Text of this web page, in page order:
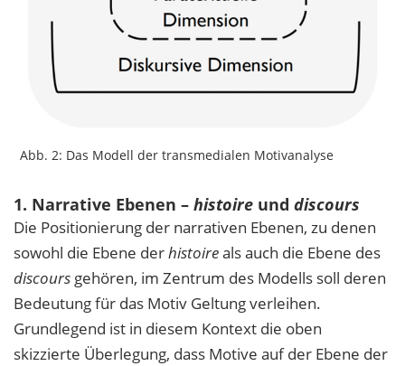
Abb. 2: Das Modell der transmedialen Motivanalyse
1. Narrative Ebenen – histoire und discours
Die Positionierung der narrativen Ebenen, zu denen
sowohl die Ebene derhistoireals auch die Ebene des
discours gehören, im Zentrum des Modells soll deren
Bedeutung für das Motiv Geltung verleihen.
Grundlegend ist in diesem Kontext die oben
skizzierte Überlegung, dass Motive auf der Ebene der